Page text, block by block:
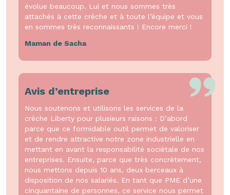
évolue beaucoup. Lui et nous sommes très
attachés à cette crèche et à toute l’équipe et vous
en sommes très reconnaissants ! Encore merci !
Maman de Sacha
Avis d’entreprise
Nous soutenons et utilisons les services de la
crèche Liberty pour plusieurs raisons : D’abord
parce que ce formidable outil permet de valoriser
et de rendre attractive notre zone industrielle en
mettant en avant la responsabilité sociétale de nos
entreprises. Ensuite, parce que très concrètement,
nous mettons depuis 10 ans, deux berceaux à
disposition de nos salariés. En tant que PME d’une
cinquantaine de personnes, ce service nous permet